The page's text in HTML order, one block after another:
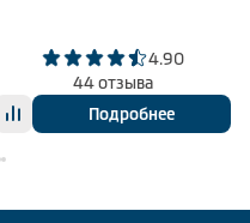
4.90
44 отзыва
Подробнее